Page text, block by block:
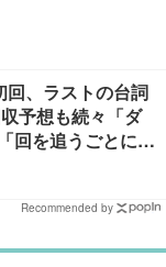
回、ラストの台詞
予想も続々「ダ
回を追うごとに意
Recommended by